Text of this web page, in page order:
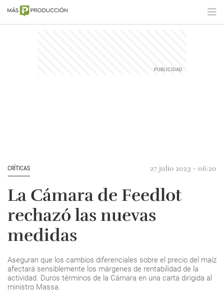
CRÍTICAS 27 julio 2023 - 06:20
La Cámara de Feedlot
rechazó las nuevas
medidas
Aseguran que los cambios diferenciales sobre el precio del maíz
afectará sensiblemente los márgenes de rentabilidad de la
actividad. Duros términos de la Cámara en una carta dirigida al
ministro Massa.